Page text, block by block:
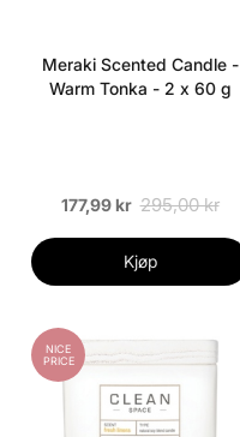
Meraki Scented Candle -
Warm Tonka - 2 x 60 g
177,99 kr 295,00 kr
Kjøp
NICE
PRICE